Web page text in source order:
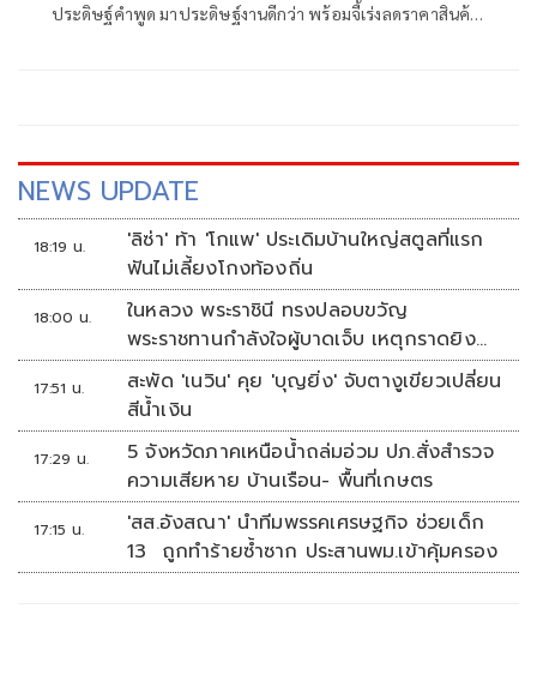
ประดิษฐ์คำพูด มาประดิษฐ์งานดีกว่า พร้อมจี้เร่งลดราคาสินค้า
NEWS UPDATE
18:19 น.
'ลิซ่า' ท้า 'โกแพ' ประเดิมบ้านใหญ่สตูลที่แรก
ฟันไม่เลี้ยงโกงท้องถิ่น
18:00 น.
ในหลวง พระราชินี ทรงปลอบขวัญ
พระราชทานกำลังใจผู้บาดเจ็บ เหตุกราดยิง
รร.เทพศิรินทร์นนทบุรี
17:51 น.
สะพัด 'เนวิน' คุย 'บุญยิ่ง' จับตางูเขียวเปลี่ยน
สีน้ำเงิน
17:29 น.
5 จังหวัดภาคเหนือน้ำถล่มอ่วม ปภ.สั่งสำรวจ
ความเสียหาย บ้านเรือน- พื้นที่เกษตร
17:15 น.
'สส.อังสณา' นำทีมพรรคเศรษฐกิจ ช่วยเด็ก
13 ถูกทำร้ายซ้ำซาก ประสานพม.เข้าคุ้มครอง